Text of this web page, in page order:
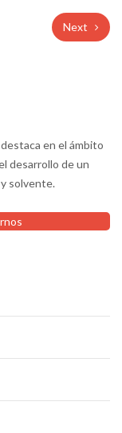
Next
en el ámbito
desarrollo de un
solvente.